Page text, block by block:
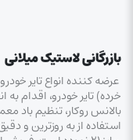
بازرگانی لاستیک میلانی
عرضه کننده انواع تایر
خرده‌) تایر خودرو، اقدام
بالانس روکار، تنظیم باد